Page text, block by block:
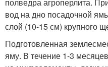
вод на дно посадочной
слой (10-15 см) крупного
Подготовленная
яму. В течение 1-3